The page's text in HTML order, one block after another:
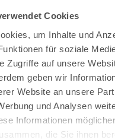
Cookies
um Inhalte und
für soziale
Zugriffe auf unsere
geben wir
Website an unsere
und Analysen
Informationen
die Sie ihnen